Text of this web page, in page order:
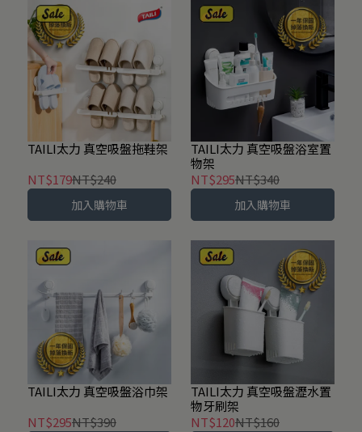
TAILI太力 真空吸盤拖鞋架
NT$179NT$240
加入購物車
TAILI太力 真空吸盤浴室置
物架
NT$295NT$340
加入購物車
TAILI太力 真空吸盤浴巾架
NT$295NT$390
TAILI太力 真空吸盤瀝水置
物牙刷架
NT$120NT$160